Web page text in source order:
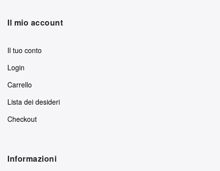
Il mio account
Il tuo conto
Login
Carrello
Lista dei desideri
Checkout
Informazioni